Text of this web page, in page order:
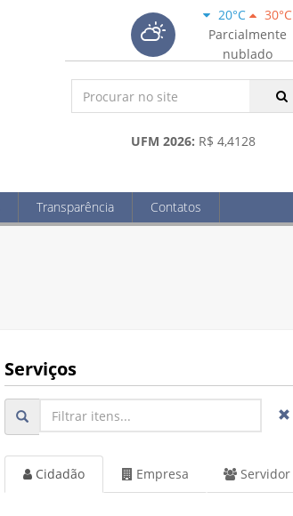
20°C
30°C
Parcialmente
nublado
UFM 2026: R$ 4,4128
Transparência Contatos
Serviços
Cidadão Empresa Servidor